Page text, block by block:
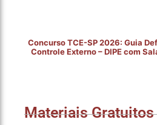
Concurso TCE-SP 2026: Guia
Controle Externo – DIPE com
Materiais Gratuitos